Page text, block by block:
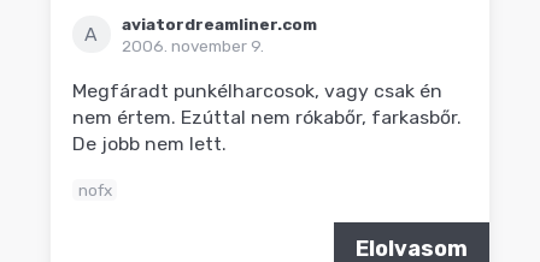
A
aviatordreamliner.com
2006. november 9.
Megfáradt punkélharcosok, vagy csak én
nem értem. Ezúttal nem rókabőr, farkasbőr.
De jobb nem lett.
nofx
Elolvasom